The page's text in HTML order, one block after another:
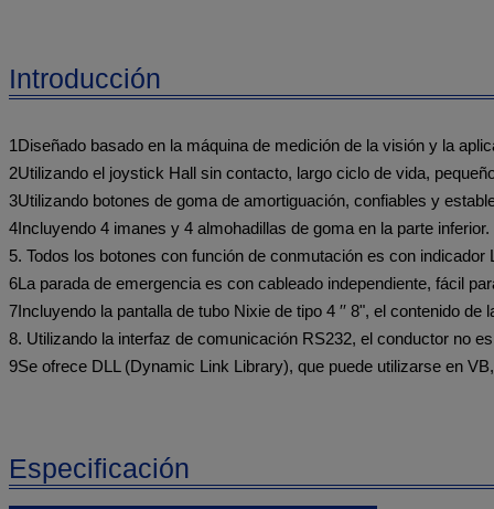
Introducción
1Diseñado basado en la máquina de medición de la visión y la
2Utilizando el joystick Hall sin contacto, largo ciclo de vida,
3Utilizando botones de goma de amortiguación, confiables y
4Incluyendo 4 imanes y 4 almohadillas de goma en la parte inferior.
5. Todos los botones con función de conmutación es con indicador
6La parada de emergencia es con cableado independiente, fácil
7Incluyendo la pantalla de tubo Nixie de tipo 4 ′′ 8", el contenido
8. Utilizando la interfaz de comunicación RS232, el conductor no
9Se ofrece DLL (Dynamic Link Library), que puede utilizarse en
Especificación